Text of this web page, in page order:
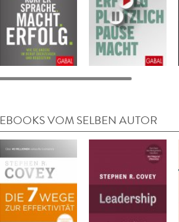
EBOOKS VOM SELBEN AUTOR